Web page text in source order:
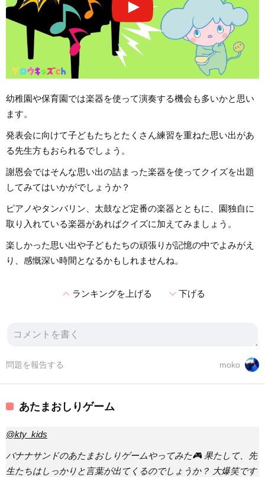
幼稚園や保育園では楽器を使って演奏する機会も多いかと思い
ます。
発表会に向けて子どもたちとたくさん練習を重ねた思い出があ
る先生方もおられるでしょう。
謝恩会ではそんな思い出の詰まった楽器を使ってクイズを出題
してみてはいかがでしょうか？
ピアノやタンバリン、太鼓など定番の楽器とともに、園独自に
取り入れている楽器があればクイズに加えてみましょう。
楽しかった思い出や子どもたちの頑張りが記憶の中でよみがえ
り、感慨深い時間となるかもしれませんね。
expand_lessランキングを上げる expand_more下げる
moko
問題を報告する
あたまおしりゲーム
@kty_kids
バナナサンドのあたまおしりゲームやってみた🎮 果たして、先
生たちはしっかりと言葉が出てくるのでしょうか？ 大爆笑です